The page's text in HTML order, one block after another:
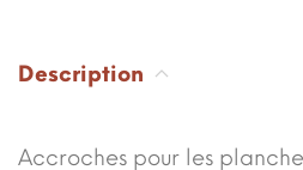
Description
Accroches pour les